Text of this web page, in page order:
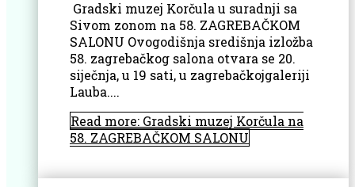
Gradski muzej Korčula u suradnji sa
Sivom zonom na 58. ZAGREBAČKOM
SALONU Ovogodišnja središnja izložba
58. zagrebačkog salona otvara se 20.
siječnja, u 19 sati, u zagrebačkojgaleriji
Lauba....
Read more: Gradski muzej Korčula na
58. ZAGREBAČKOM SALONU